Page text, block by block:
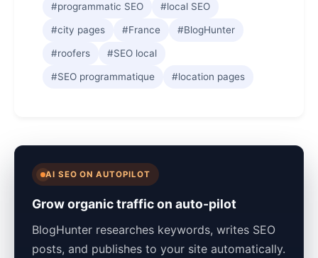
#programmatic SEO #local SEO
#city pages #France #BlogHunter
#roofers #SEO local
#SEO programmatique #location pages
AI SEO ON AUTOPILOT
Grow organic traffic on auto-pilot
BlogHunter researches keywords, writes SEO
posts, and publishes to your site automatically.